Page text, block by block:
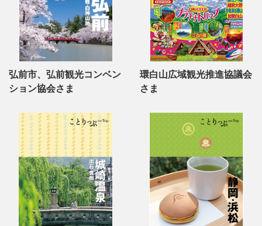
弘前市、弘前観光コンベン
ション協会さま
環白山広域観光推進協議会
さま